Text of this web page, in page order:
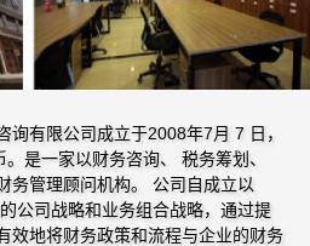
有限公司成立于2008年7月 7 日，
是一家以财务咨询、 税务筹划、
务管理顾问机构。 公司自成立以
公司战略和业务组合战略，通过提
效地将财务政策和流程与企业的财务